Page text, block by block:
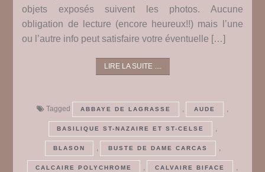
objets exposés suivent les photos. Aucune
obligation de lecture (encore heureux!!) mais l’une
ou l’autre info peut satisfaire votre éventuelle […]
LIRE LA SUITE ....
Tagged ABBAYE DE LAGRASSE , AUDE ,
BASILIQUE ST-NAZAIRE ET ST-CELSE ,
BLASON , BUSTE DE DAME CARCAS ,
CALCAIRE POLYCHROME , CALVAIRE BIFACE ,